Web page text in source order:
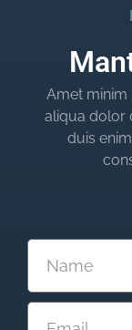
Amet minim
aliqua dolor
duis